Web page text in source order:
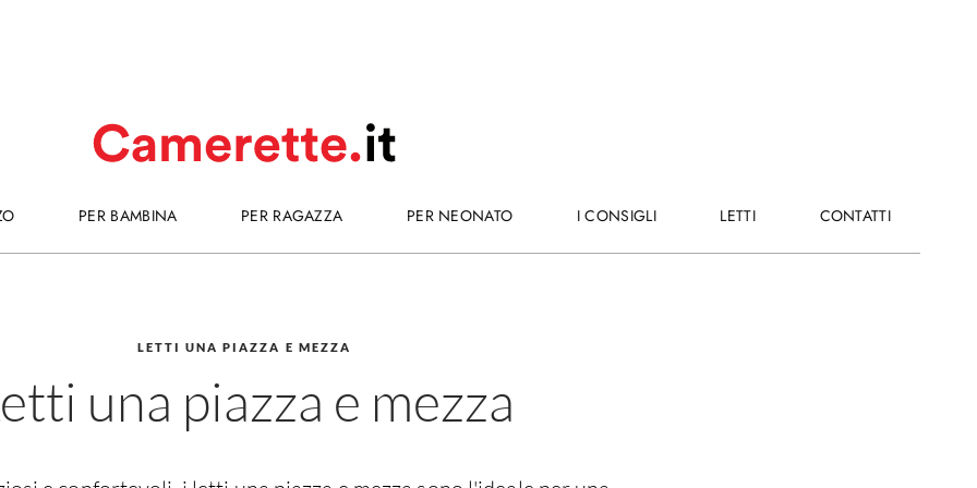
CAMERETTE
PER BAMBINA CAMERETTE
PER RAGAZZA CAMERETTE
PER NEONATO
II CONSIGLI LETTI
LETTI CONTATTI
CONTATTI
LETTI UNA PIAZZA E MEZZA
una piazza e mezza